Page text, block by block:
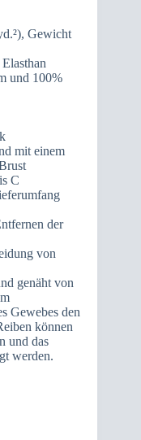
Gewicht
und 100%
mit einem
C
der
von
genäht von
Gewebes den
können
und das
werden.